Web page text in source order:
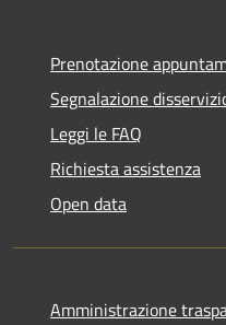
Prenotazione
Segnalazione
Leggi le FAQ
Richiesta assistenza
Open data
Amministrazione